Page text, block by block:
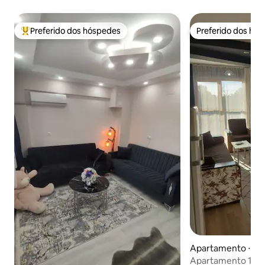
Entre os melhores preferidos dos hóspedes
Preferido dos hóspedes Preferido dos
Preferido dos
Apartamento ⋅
Apartamento 1+1